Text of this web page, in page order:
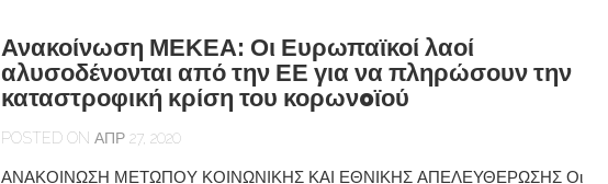
Ανακοίνωση ΜΕΚΕΑ: Οι Ευρωπαϊκοί λαοί
αλυσοδένονται από την ΕΕ για να πληρώσουν την
καταστροφική κρίση του κορωνoϊού
POSTED ON ΑΠΡ 27, 2020
ΑΝΑΚΟΙΝΩΣΗ ΜΕΤΩΠΟΥ ΚΟΙΝΩΝΙΚΗΣ ΚΑΙ ΕΘΝΙΚΗΣ ΑΠΕΛΕΥΘΕΡΩΣΗΣ Οι